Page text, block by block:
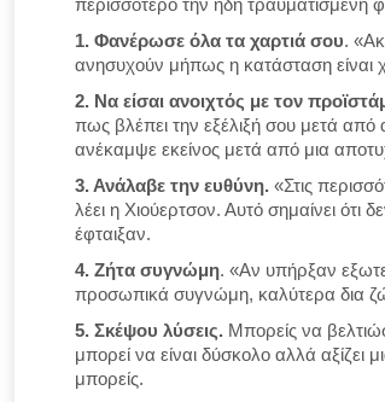
περισσότερο την ήδη τραυματισμένη
1. Φανέρωσε όλα τα χαρτιά σου.
ανησυχούν μήπως η κατάσταση είναι
2. Να είσαι ανοιχτός με τον
πως βλέπει την εξέλιξή σου μετά από
ανέκαμψε εκείνος μετά από μια
3. Ανάλαβε την ευθύνη. «Στις
λέει η Χιούερτσον. Αυτό σημαίνει ότι
έφταιξαν.
4. Ζήτα συγνώμη. «Αν υπήρξαν
προσωπικά συγνώμη, καλύτερα δια
5. Σκέψου λύσεις. Μπορείς να
μπορεί να είναι δύσκολο αλλά
μπορείς.